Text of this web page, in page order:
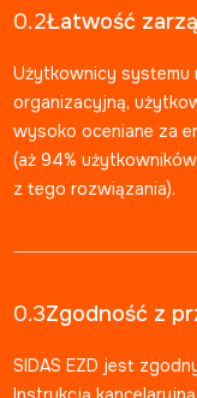
0.2Łatwość
Użytkownicy systemu
organizacyjną,
wysoko oceniane za
(aż 94%
z tego rozwiązania).
0.3Zgodność z
SIDAS EZD jest